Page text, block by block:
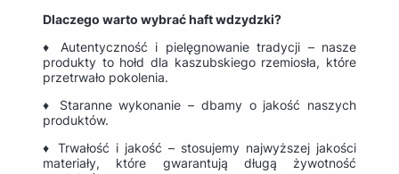
Dlaczego warto wybrać haft wdzydzki?
♦ Autentyczność i pielęgnowanie tradycji – nasze
produkty to hołd dla kaszubskiego rzemiosła, które
przetrwało pokolenia.
♦ Staranne wykonanie – dbamy o jakość naszych
produktów.
♦ Trwałość i jakość – stosujemy najwyższej jakości
materiały, które gwarantują długą żywotność